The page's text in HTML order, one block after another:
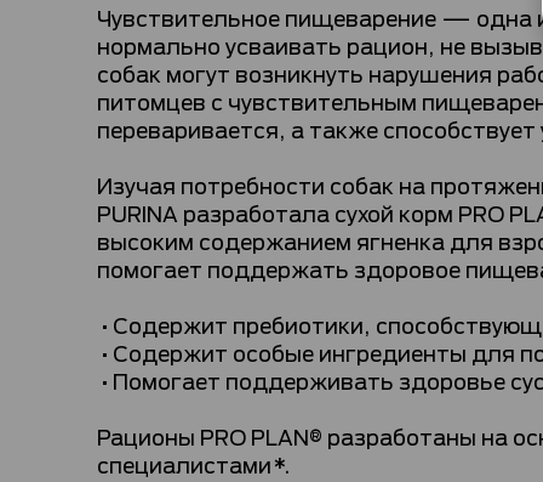
Чувствительное пищеварение — одна
нормально усваивать рацион, не
собак могут возникнуть нарушения
питомцев с чувствительным
переваривается, а также
Изучая потребности собак на
PURINA разработала сухой корм PRO
высоким содержанием ягненка для
помогает поддержать здоровое
•Содержит пребиотики,
•Содержит особые ингредиенты для
•Помогает поддерживать здоровье
Рационы PRO PLAN® разработаны на
специалистами*.